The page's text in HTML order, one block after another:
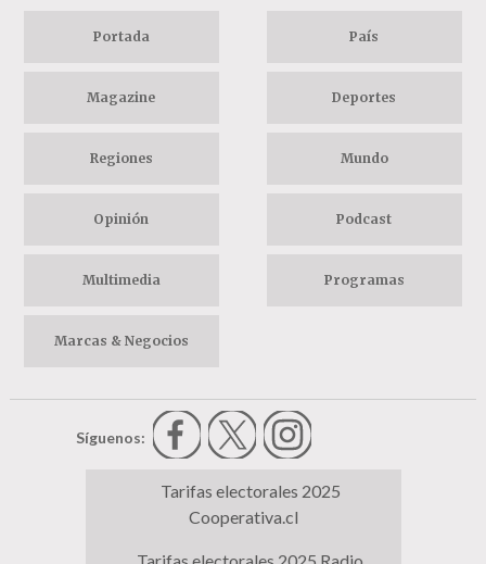
Portada País
Magazine Deportes
Regiones Mundo
Opinión Podcast
Multimedia Programas
Marcas & Negocios
Síguenos:
Tarifas electorales 2025
Cooperativa.cl